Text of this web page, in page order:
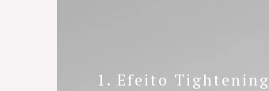
1. Efeito Tightening